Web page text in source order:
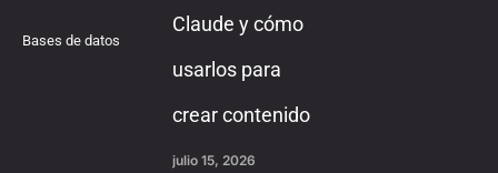
Bases de datos
Claude y cómo
usarlos para
crear contenido
julio 15, 2026